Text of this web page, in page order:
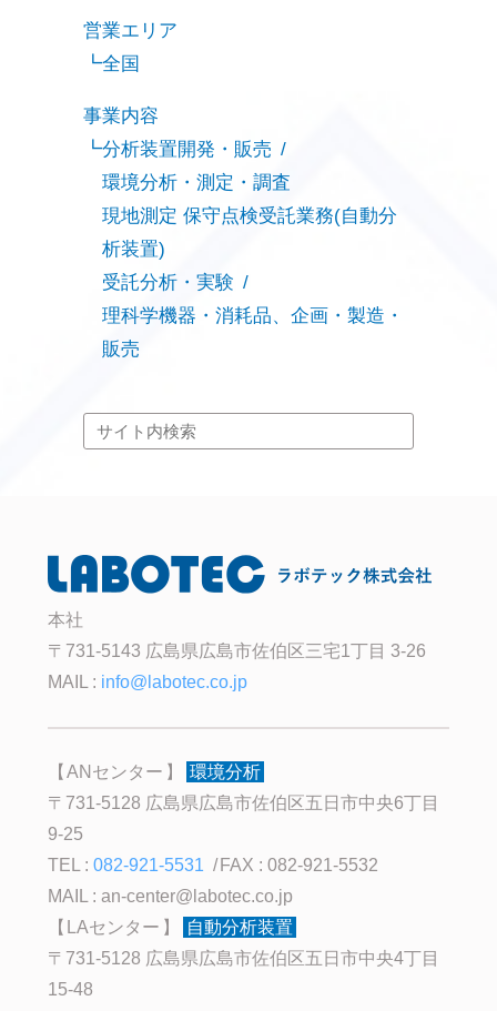
営業エリア
全国
事業内容
分析装置開発・販売
環境分析・測定・調査
現地測定 保守点検受託業務(自動分
析装置)
受託分析・実験
理科学機器・消耗品、企画・製造・
販売
本社
〒731-5143 広島県広島市佐伯区三宅1丁目 3-26
MAIL : info@labotec.co.jp
ANセンター
環境分析
〒731-5128 広島県広島市佐伯区五日市中央6丁目
9-25
TEL :082-921-5531
FAX : 082-921-5532
MAIL :an-center@labotec.co.jp
LAセンター
自動分析装置
〒731-5128 広島県広島市佐伯区五日市中央4丁目
15-48